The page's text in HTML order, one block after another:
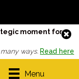
moment for
ways. Read here
Menu